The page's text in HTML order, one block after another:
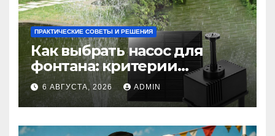
ПРАКТИЧЕСКИЕ СОВЕТЫ И РЕШЕНИЯ
Как выбрать насос для
фонтана: критерии
мощности и правильный
расчет
6 АВГУСТА, 2026 ADMIN